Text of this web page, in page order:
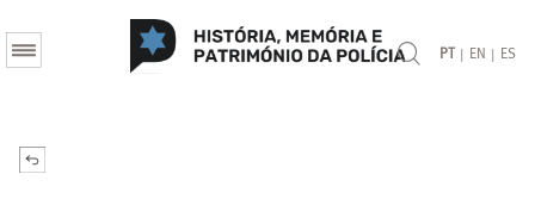
PT | EN | ES